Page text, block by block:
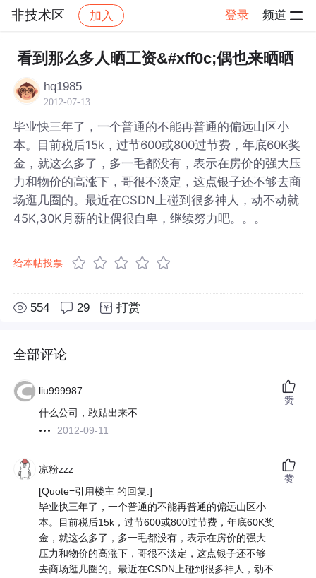
非技术区 加入 登录 频道
社区 非技术区 帖子详情
看到那么多人晒工资&#xff0c;偶也来晒晒
hq1985
2012-07-13
毕业快三年了，一个普通的不能再普通的偏远山区小
本。目前税后15k，过节600或800过节费，年底60K奖
金，就这么多了，多一毛都没有，表示在房价的强大压
力和物价的高涨下，哥很不淡定，这点银子还不够去商
场逛几圈的。最近在CSDN上碰到很多神人，动不动就
45K,30K月薪的让偶很自卑，继续努力吧。。。
给本帖投票
554 29 打赏
全部评论
liu999987
什么公司，敢贴出来不
2012-09-11
赞
凉粉zzz
[Quote=引用楼主 的回复:]
毕业快三年了，一个普通的不能再普通的偏远山区小
本。目前税后15k，过节600或800过节费，年底60K奖
金，就这么多了，多一毛都没有，表示在房价的强大
压力和物价的高涨下，哥很不淡定，这点银子还不够
去商场逛几圈的。最近在CSDN上碰到很多神人，动不
赞